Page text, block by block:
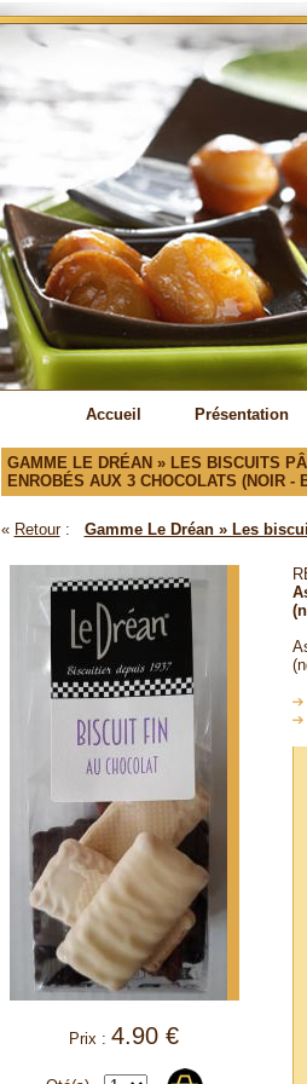
Accueil Présentation
GAMME LE DRÉAN » LES BISCUITS
ENROBÉS AUX 3 CHOCOLATS (NOIR -
« Retour: Gamme Le Dréan » Les
Prix : 4.90 €